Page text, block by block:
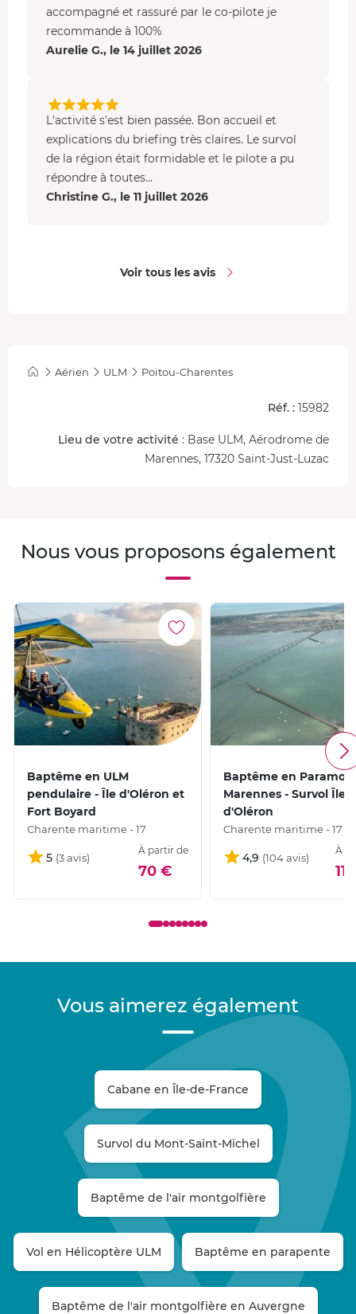
redécoller. Vous serez à l'abri dans lecockpit fermé
une verrière. L'engin est entièrement équipé avec les
instruments permettant un contrôle régulier de toutes
accompagné et rassuré par le co-pilote je
recommande à 100%
Aurelie G., le 14 juillet 2026
L'activité s'est bien passée. Bon accueil et
explications du briefing très claires. Le survol
de la région était formidable et le pilote a pu
répondre à toutes...
Christine G., le 11 juillet 2026
Voir tous les avis
Aérien ULM Poitou-Charentes
Réf. : 15982
Lieu de votre activité : Base ULM, Aérodrome de
Marennes, 17320 Saint-Just-Luzac
Nous vous proposons également
Baptême en ULM
pendulaire - Île d'Oléron et
Fort Boyard
Charente maritime - 17
5
À partir de
70 €
Baptême en
Marennes - Survol Île
d'Oléron
Charente maritime - 17
4,9
À
Vous aimerez également
Cabane en Île-de-France
Survol du Mont-Saint-Michel
Baptême de l'air montgolfière
Vol en Hélicoptère ULM Baptême en parapente
Baptême de l'air montgolfière en Auvergne